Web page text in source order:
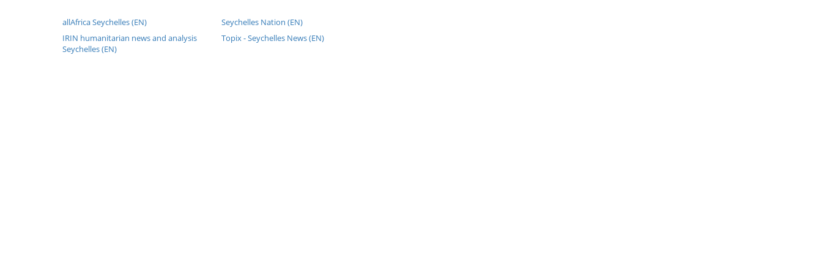
allAfrica Seychelles (EN)
IRIN humanitarian news and analysis
Seychelles (EN)
Seychelles Nation (EN)
Topix - Seychelles News (EN)